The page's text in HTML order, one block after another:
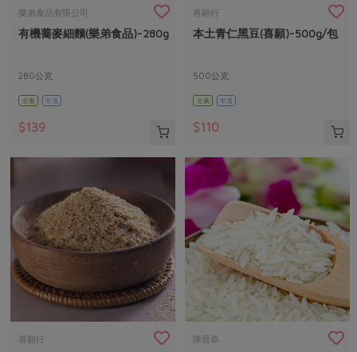
水畜加工品
調理食材・點心
調味醬料/南北貨 烘焙
居家好物
美妝保養 個人清潔
家庭清潔
日用品 圖書禮品
料理方式
醬料
湯品．鍋物
飲品
主題食譜
異國料理
年菜食譜
合作25-經典快閃最後一週
合作25-精選產品第三彈
更多當季產品
主婦聯盟X樂齡網特約優惠案
30%rPET紅烏龍茶
2024農業發展計畫年度報告
更多議題活動
把最好的台灣味帶回家！
廚房瑜伽
減硝酸鹽
減塑減廢
公益金 食農教育
更多議題
生活者e週報
綠主張月刊
自主把關
檢驗報告
硝酸鹽檢驗
社員權益
合作社法規
社務專區
選舉專區
樂弟食品有限公司
有機蕎麥細麵(樂弟食品)-280g
280公克
全素 常溫
$139
喜願行
本土青仁黑豆(喜願)-500g/包
500公克
全素 常溫
$110
喜願行 陳晉恭